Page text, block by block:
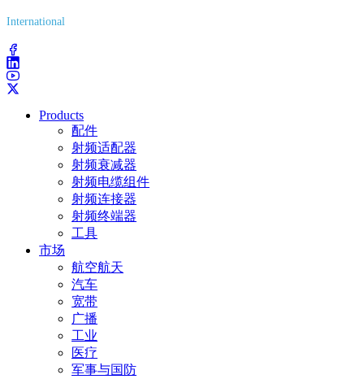
International
Products
配件
射频适配器
射频衰减器
射频电缆组件
射频连接器
射频终端器
工具
市场
航空航天
汽车
宽带
广播
工业
医疗
军事与国防